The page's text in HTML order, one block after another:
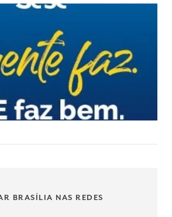
BRASÍLIA NAS REDES